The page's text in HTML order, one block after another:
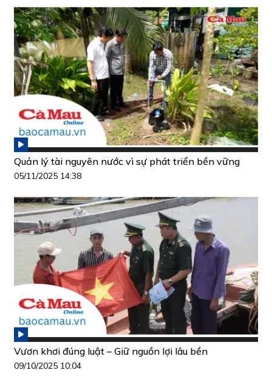
Quản lý tài nguyên nước vì sự phát triển bền vững
05/11/2025 14:38
Vươn khơi đúng luật – Giữ nguồn lợi lâu bền
09/10/2025 10:04